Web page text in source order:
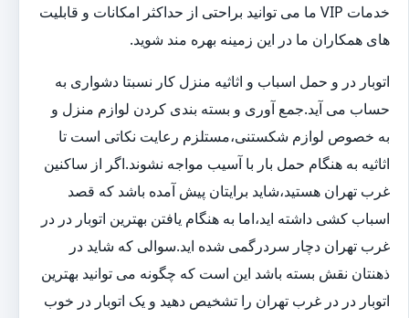
خدمات VIP ما می توانید براحتی از حداکثر امکانات و قابلیت
های همکاران ما در این زمینه بهره مند شوید.
اتوبار در و حمل اسباب و اثاثیه منزل کار نسبتا دشواری به
حساب می آید.جمع آوری و بسته بندی کردن لوازم منزل و
به خصوص لوازم شکستنی،مستلزم رعایت نکاتی است تا
اثاثیه به هنگام حمل بار با آسیب مواجه نشوند.اگر از ساکنین
غرب تهران هستید،شاید برایتان پیش آمده باشد که قصد
اسباب کشی داشته اید،اما به هنگام یافتن بهترین اتوبار در در
غرب تهران دچار سردرگمی شده اید.سوالی که شاید در
ذهنتان نقش بسته باشد این است که چگونه می توانید بهترین
اتوبار در در غرب تهران را تشخیص دهید و یک اتوبار در خوب